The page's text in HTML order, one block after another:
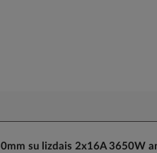
su lizdais 2x16A 3650W